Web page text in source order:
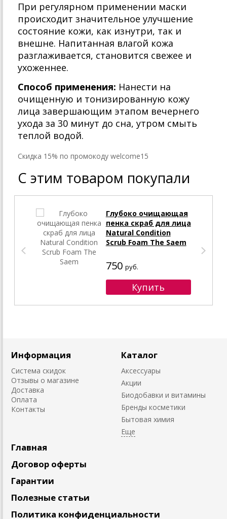
При регулярном применении маски
происходит значительное улучшение
состояние кожи, как изнутри, так и
внешне. Напитанная влагой кожа
разглаживается, становится свежее и
ухоженнее.
Способ применения: Нанести на
очищенную и тонизированную кожу
лица завершающим этапом вечернего
ухода за 30 минут до сна, утром смыть
теплой водой.
Cкидка 15% по промокоду welcome15
С этим товаром покупали
Глубоко очищающая
пенка скраб для лица
Natural Condition
Scrub Foam The Saem
750 руб.
Информация
Система скидок
Отзывы о магазине
Доставка
Оплата
Контакты
Каталог
Аксессуары
Акции
Биодобавки и витамины
Бренды косметики
Бытовая химия
Главная
Договор оферты
Гарантии
Полезные статьи
Политика конфиденциальности